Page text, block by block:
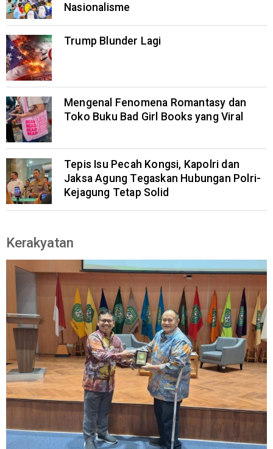
Nasionalisme
Trump Blunder Lagi
Mengenal Fenomena Romantasy dan
Toko Buku Bad Girl Books yang Viral
Tepis Isu Pecah Kongsi, Kapolri dan
Jaksa Agung Tegaskan Hubungan Polri-
Kejagung Tetap Solid
Kerakyatan